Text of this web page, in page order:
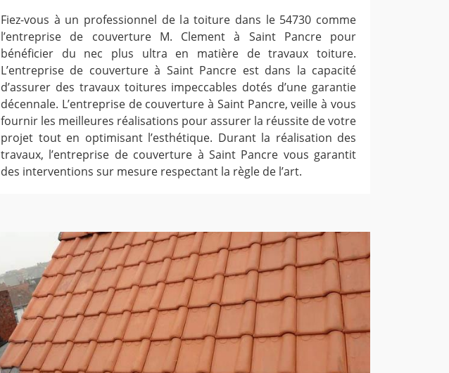
Fiez-vous à un professionnel de la toiture dans le 54730 comme
l’entreprise de couverture M. Clement à Saint Pancre pour
bénéficier du nec plus ultra en matière de travaux toiture.
L’entreprise de couverture à Saint Pancre est dans la capacité
d’assurer des travaux toitures impeccables dotés d’une garantie
décennale. L’entreprise de couverture à Saint Pancre, veille à vous
fournir les meilleures réalisations pour assurer la réussite de votre
projet tout en optimisant l’esthétique. Durant la réalisation des
travaux, l’entreprise de couverture à Saint Pancre vous garantit
des interventions sur mesure respectant la règle de l’art.